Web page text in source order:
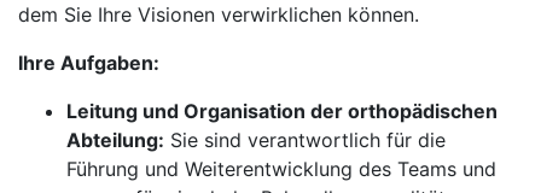
dem Sie Ihre Visionen verwirklichen können.
Ihre Aufgaben:
Leitung und Organisation der orthopädischen
Abteilung: Sie sind verantwortlich für die
Führung und Weiterentwicklung des Teams und